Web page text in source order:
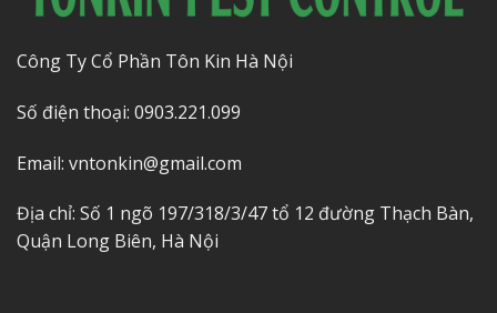
Công Ty Cổ Phần Tôn Kin Hà Nội
Số điện thoại: 0903.221.099
Email: vntonkin@gmail.com
Địa chỉ: Số 1 ngõ 197/318/3/47 tổ 12 đường Thạch Bàn,
Quận Long Biên, Hà Nội